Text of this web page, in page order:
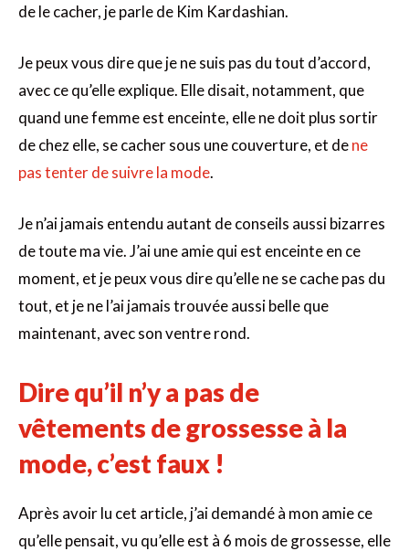
de le cacher, je parle de Kim Kardashian.
Je peux vous dire que je ne suis pas du tout d’accord,
avec ce qu’elle explique. Elle disait, notamment, que
quand une femme est enceinte, elle ne doit plus sortir
de chez elle, se cacher sous une couverture, et dene
pas tenter de suivre la mode.
Je n’ai jamais entendu autant de conseils aussi bizarres
de toute ma vie. J’ai une amie qui est enceinte en ce
moment, et je peux vous dire qu’elle ne se cache pas du
tout, et je ne l’ai jamais trouvée aussi belle que
maintenant, avec son ventre rond.
Dire qu’il n’y a pas de
vêtements de grossesse à la
mode, c’est faux !
Après avoir lu cet article, j’ai demandé à mon amie ce
qu’elle pensait, vu qu’elle est à 6 mois de grossesse, elle